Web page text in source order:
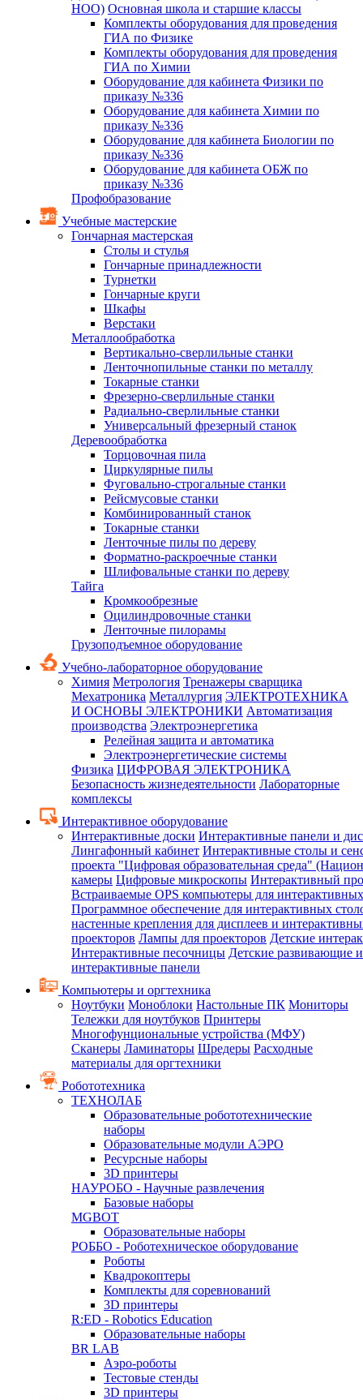
НОО) Основная школа и старшие классы
Комплекты оборудования для проведения
ГИА по Физике
Комплекты оборудования для проведения
ГИА по Химии
Оборудование для кабинета Физики по
приказу №336
Оборудование для кабинета Химии по
приказу №336
Оборудование для кабинета Биологии по
приказу №336
Оборудование для кабинета ОБЖ по
приказу №336
Профобразование
Учебные мастерские
Гончарная мастерская
Столы и стулья
Гончарные принадлежности
Турнетки
Гончарные круги
Шкафы
Верстаки
Металлообработка
Вертикально-сверлильные станки
Ленточнопильные станки по металлу
Токарные станки
Фрезерно-сверлильные станки
Радиально-сверлильные станки
Универсальный фрезерный станок
Деревообработка
Торцовочная пила
Циркулярные пилы
Фуговально-строгальные станки
Рейсмусовые станки
Комбинированный станок
Токарные станки
Ленточные пилы по дереву
Форматно-раскроечные станки
Шлифовальные станки по дереву
Тайга
Кромкообрезные
Оцилиндровочные станки
Ленточные пилорамы
Грузоподъемное оборудование
Учебно-лабораторное оборудование
Химия Метрология Тренажеры сварщика
Мехатроника Металлургия ЭЛЕКТРОТЕХНИКА
И ОСНОВЫ ЭЛЕКТРОНИКИ Автоматизация
производства Электроэнергетика
Релейная защита и автоматика
Электроэнергетические системы
Физика ЦИФРОВАЯ ЭЛЕКТРОНИКА
Безопасность жизнедеятельности Лабораторные
комплексы
Интерактивное оборудование
Интерактивные доски Интерактивные панели и
Лингафонный кабинет Интерактивные столы и
проекта "Цифровая образовательная среда"
камеры Цифровые микроскопы Интерактивный
Встраиваемые OPS компьютеры для
Программное обеспечение для интерактивных
настенные крепления для дисплеев и
проекторов Лампы для проекторов Детские
Интерактивные песочницы Детские развивающие
интерактивные панели
Компьютеры и оргтехника
Ноутбуки Моноблоки Настольные ПК Мониторы
Тележки для ноутбуков Принтеры
Многофунциональные устройства (МФУ)
Сканеры Ламинаторы Шредеры Расходные
материалы для оргтехники
Робототехника
ТЕХНОЛАБ
Образовательные робототехнические
наборы
Образовательные модули АЭРО
Ресурсные наборы
3D принтеры
НАУРОБО - Научные развлечения
Базовые наборы
MGBOT
Образовательные наборы
РОББО - Роботехническое оборудование
Роботы
Квадрокоптеры
Комплекты для соревнований
3D принтеры
R:ED - Robotics Education
Образовательные наборы
BR LAB
Аэро-роботы
Тестовые стенды
3D принтеры